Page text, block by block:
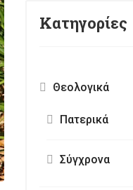
Κατηγορίες
Θεολογικά
Πατερικά
Σύγχρονα